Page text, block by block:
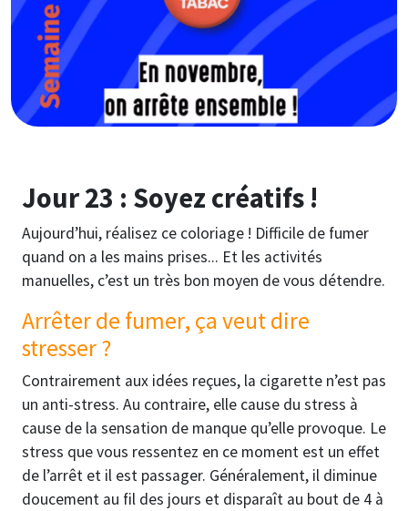
Jour 23 : Soyez créatifs !
Aujourd’hui, réalisez ce coloriage ! Difficile de fumer
quand on a les mains prises... Et les activités
manuelles, c’est un très bon moyen de vous détendre.
Arrêter de fumer, ça veut dire
stresser ?
Contrairement aux idées reçues, la cigarette n’est pas
un anti-stress. Au contraire, elle cause du stress à
cause de la sensation de manque qu’elle provoque. Le
stress que vous ressentez en ce moment est un effet
de l’arrêt et il est passager. Généralement, il diminue
doucement au fil des jours et disparaît au bout de 4 à